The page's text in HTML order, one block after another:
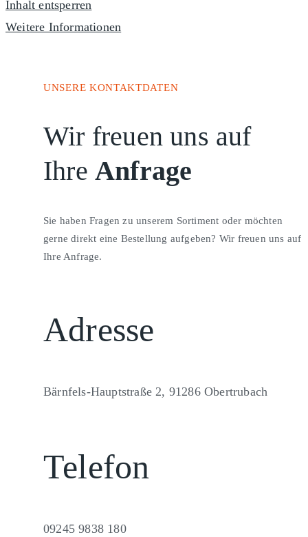
Inhalt entsperren
Weitere Informationen
UNSERE KONTAKTDATEN
Wir freuen uns auf
Ihre Anfrage
Sie haben Fragen zu unserem Sortiment oder möchten
gerne direkt eine Bestellung aufgeben? Wir freuen uns auf
Ihre Anfrage.
Adresse
Bärnfels-Hauptstraße 2, 91286 Obertrubach
Telefon
09245 9838 180